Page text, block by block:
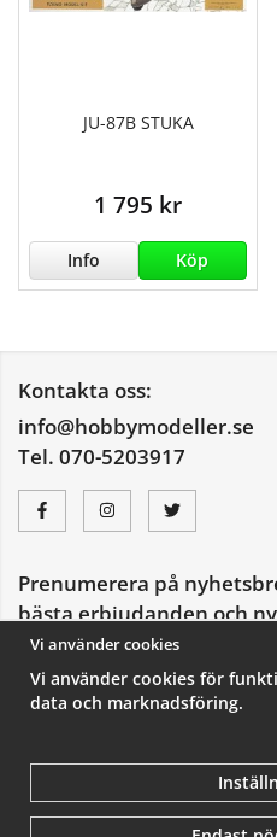
JU-87B STUKA
1 795 kr
Info Köp
Kontakta oss:
info@hobbymodeller.se
Tel. 070-5203917
Prenumerera på
bästa erbjudanden och
E-
postadress
De uppgifter du matar in kommer endast
Vi använder cookies
Vi använder cookies för
data och marknadsföring.